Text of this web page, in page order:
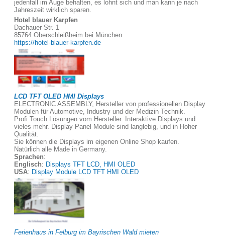
jedenfall im Auge behalten, es lohnt sich und man kann je nach
Jahreszeit wirklich sparen.
Hotel blauer Karpfen
Dachauer Str. 1
85764 Oberschleißheim bei München
https://hotel-blauer-karpfen.de
LCD TFT OLED HMI Displays
ELECTRONIC ASSEMBLY, Hersteller von professionellen Display
Modulen für Automotive, Industry und der Medizin Technik.
Profi Touch Lösungen vom Hersteller. Interaktive Displays und
vieles mehr. Display Panel Module sind langlebig, und in Hoher
Qualität.
Sie können die Displays im eigenen Online Shop kaufen.
Natürlich alle Made in Germany.
Sprachen:
Englisch: Displays TFT LCD, HMI OLED
USA: Display Module LCD TFT HMI OLED
Ferienhaus in Felburg im Bayrischen Wald mieten